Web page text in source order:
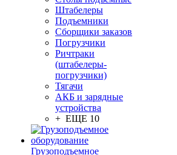
Штабелеры
Подъемники
Сборщики заказов
Погрузчики
Ричтраки
(штабелеры-
погрузчики)
Тягачи
АКБ и зарядные
устройства
+ ЕЩЕ 10
Грузоподъемное